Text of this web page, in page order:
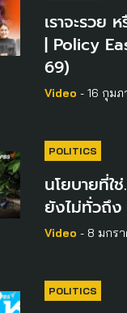
เราจะรวย
| Policy
69)
Video - 16 กุม
POLITICS
นโยบายที่ใ
ยังไม่ทั่วถึง
Video - 8 มกร
POLITICS